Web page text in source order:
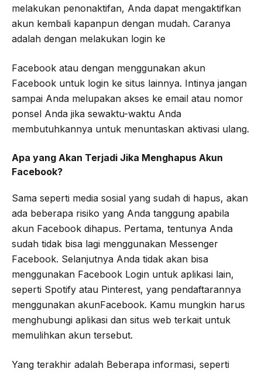
melakukan penonaktifan, Anda dapat mengaktifkan
akun kembali kapanpun dengan mudah. Caranya
adalah dengan melakukan login ke
Facebook atau dengan menggunakan akun
Facebook untuk login ke situs lainnya. Intinya jangan
sampai Anda melupakan akses ke email atau nomor
ponsel Anda jika sewaktu-waktu Anda
membutuhkannya untuk menuntaskan aktivasi ulang.
Apa yang Akan Terjadi Jika Menghapus Akun
Facebook?
Sama seperti media sosial yang sudah di hapus, akan
ada beberapa risiko yang Anda tanggung apabila
akun Facebook dihapus. Pertama, tentunya Anda
sudah tidak bisa lagi menggunakan Messenger
Facebook. Selanjutnya Anda tidak akan bisa
menggunakan Facebook Login untuk aplikasi lain,
seperti Spotify atau Pinterest, yang pendaftarannya
menggunakan akunFacebook. Kamu mungkin harus
menghubungi aplikasi dan situs web terkait untuk
memulihkan akun tersebut.
Yang terakhir adalah Beberapa informasi, seperti